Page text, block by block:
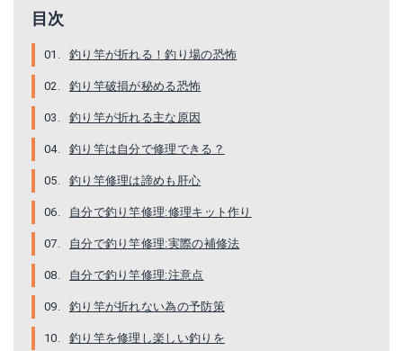
目次
釣り竿が折れる！釣り場の恐怖
釣り竿破損が秘める恐怖
釣り竿が折れる主な原因
釣り竿は自分で修理できる？
釣り竿修理は諦めも肝心
自分で釣り竿修理:修理キット作り
自分で釣り竿修理:実際の補修法
自分で釣り竿修理:注意点
釣り竿が折れない為の予防策
釣り竿を修理し楽しい釣りを